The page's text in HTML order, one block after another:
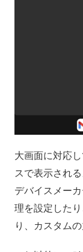
大画面に対応
スで表示され
デバイスメー
理を設定した
り、カスタム